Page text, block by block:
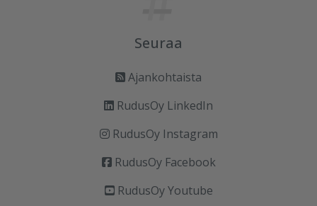
Seuraa
Ajankohtaista
RudusOy LinkedIn
RudusOy Instagram
RudusOy Facebook
RudusOy Youtube